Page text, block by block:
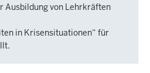
Ausbildung von Lehrkräften
in Krisensituationen“ für